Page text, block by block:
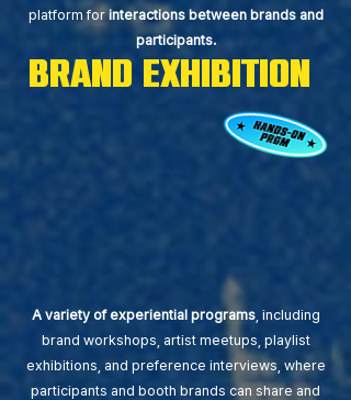
platform forinteractions between brands and
participants.
brand exhibition
A variety of experiential programs, including
brand workshops, artist meetups, playlist
exhibitions, and preference interviews, where
participants and booth brands can share and